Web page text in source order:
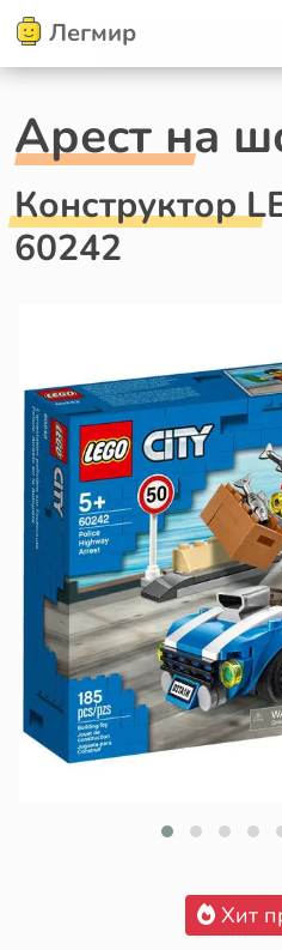
Легмир
Арест на
Конструктор
60242
Хит